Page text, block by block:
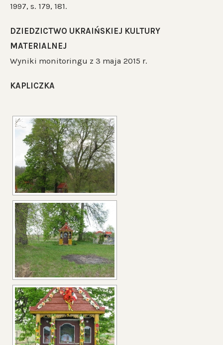
1997, s. 179, 181.
DZIEDZICTWO UKRAIŃSKIEJ KULTURY
MATERIALNEJ
Wyniki monitoringu z 3 maja 2015 r.
KAPLICZKA